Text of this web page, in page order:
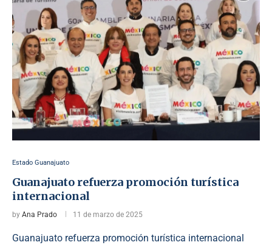
Estado Guanajuato
Guanajuato refuerza promoción turística
internacional
by Ana Prado 11 de marzo de 2025
Guanajuato refuerza promoción turística internacional